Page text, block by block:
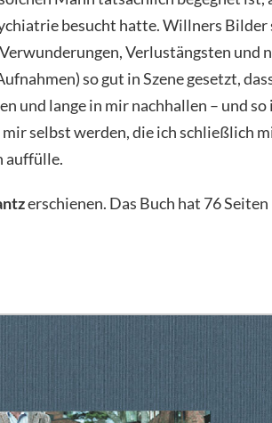
besucht hatte. Willners Bilder
Verlustängsten und
so gut in Szene gesetzt,
und lange in mir nachhallen – und
selbst werden, die ich schließlich
auffülle.
erschienen. Das Buch hat 76